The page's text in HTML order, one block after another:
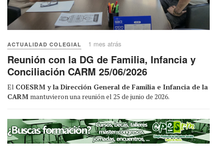
ACTUALIDAD COLEGIAL 1 mes atrás
Reunión con la DG de Familia, Infancia y
Conciliación CARM 25/06/2026
El COESRM y la Dirección General de Familia e Infancia de la
CARM mantuvieron una reunión el 25 de junio de 2026.